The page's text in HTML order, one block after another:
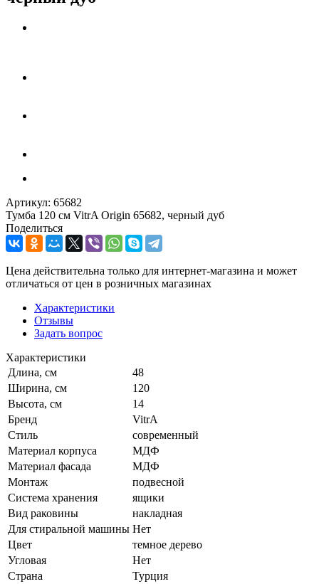
Артикул: 65682
Тумба 120 см VitrA Origin 65682, черный дуб
Поделиться
Цена действительна только для интернет-магазина и может
отличаться от цен в розничных магазинах
Характеристики
Отзывы
Задать вопрос
Характеристики
Длина, см
48
Ширина, см
120
Высота, см
14
Бренд
VitrA
Стиль
современный
Материал корпуса
МДФ
Материал фасада
МДФ
Монтаж
подвесной
Система хранения
ящики
Вид раковины
накладная
Для стиральной машины Нет
Цвет
темное дерево
Угловая
Нет
Страна
Турция